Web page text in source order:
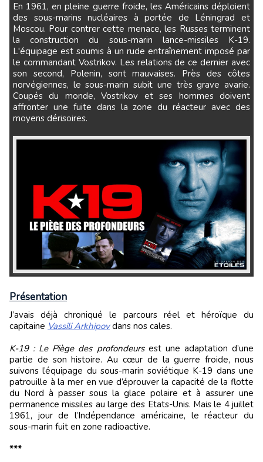
En 1961, en pleine guerre froide, les Américains déploient
des sous-marins nucléaires à portée de Léningrad et
Moscou. Pour contrer cette menace, les Russes terminent
la construction du sous-marin lance-missiles K-19.
L'équipage est soumis à un rude entraînement imposé par
le commandant Vostrikov. Les relations de ce dernier avec
son second, Polenin, sont mauvaises. Près des côtes
norvégiennes, le sous-marin subit une très grave avarie.
Coupés du monde, Vostrikov et ses hommes doivent
affronter une fuite dans la zone du réacteur avec des
moyens dérisoires.
Présentation
J’avais déjà chroniqué le parcours réel et héroïque du
capitaine Vassili Arkhipovdans nos cales.
K-19 : Le Piège des profondeursest une adaptation d’une
partie de son histoire. Au cœur de la guerre froide, nous
suivons l’équipage du sous-marin soviétique K-19 dans une
patrouille à la mer en vue d’éprouver la capacité de la flotte
du Nord à passer sous la glace polaire et à assurer une
permanence missiles au large des Etats-Unis. Mais le 4 juillet
1961, jour de l’Indépendance américaine, le réacteur du
sous-marin fuit en zone radioactive.
***